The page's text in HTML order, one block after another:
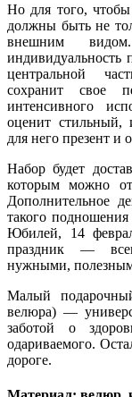
Но для того,
должны быть не
внешним
индивидуальность
центральной
сохранит свое
интенсивного
оценит стильный,
для него презент и
Набор будет
которым можно
Дополнительное
такого
Юбилей, 14
праздник —
нужными,
Малый
велюра) —
заботой о
одариваемого.
дороге.